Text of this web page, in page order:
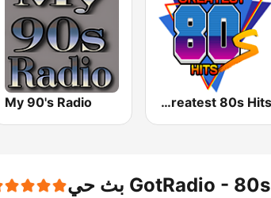
America's Greatest 80s Hits
My 90's Radio
GotRadio - 80s بث حي